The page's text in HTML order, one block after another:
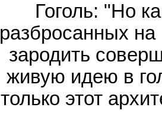
Гоголь: "Но
разбросанных
зародить
живую идею в
только этот